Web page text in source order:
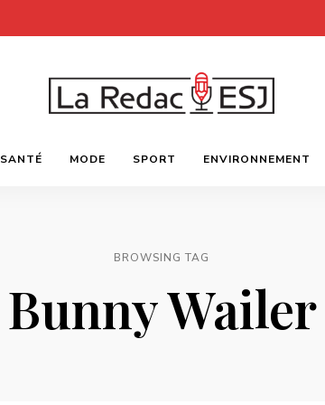
LA
ESJ
des
étudiants
SANTÉ MODE SPORT ENVIRONNEMENT
BROWSING TAG
Bunny Wailer